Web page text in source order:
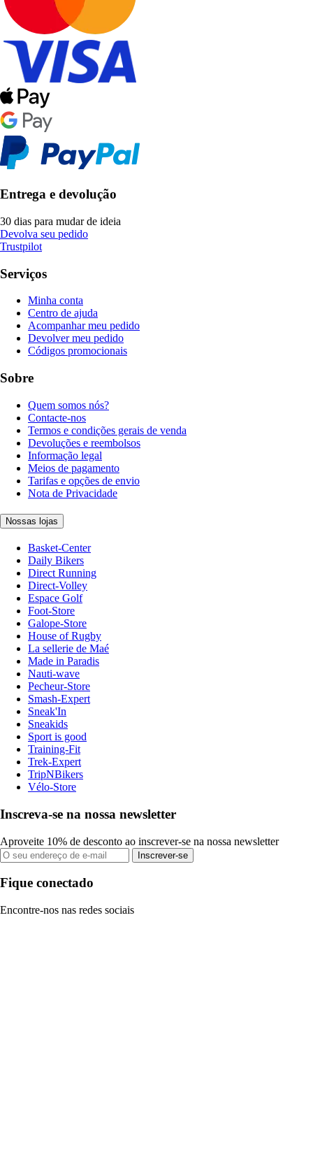
Entrega e devolução
30 dias para mudar de ideia
Devolva seu pedido
Trustpilot
Serviços
Minha conta
Centro de ajuda
Acompanhar meu pedido
Devolver meu pedido
Códigos promocionais
Sobre
Quem somos nós?
Contacte-nos
Termos e condições gerais de venda
Devoluções e reembolsos
Informação legal
Meios de pagamento
Tarifas e opções de envio
Nota de Privacidade
Nossas lojas
Basket-Center
Daily Bikers
Direct Running
Direct-Volley
Espace Golf
Foot-Store
Galope-Store
House of Rugby
La sellerie de Maé
Made in Paradis
Nauti-wave
Pecheur-Store
Smash-Expert
Sneak'In
Sneakids
Sport is good
Training-Fit
Trek-Expert
TripNBikers
Vélo-Store
Inscreva-se na nossa newsletter
Aproveite 10% de desconto ao inscrever-se na nossa newsletter
Inscrever-se
Fique conectado
Encontre-nos nas redes sociais